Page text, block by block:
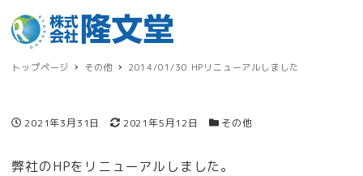
トップページ その他 2014/01/30 HPリニューアルしました
投稿日
2021年3月31日 更新日
2021年5月12日 カテゴリー
その他
弊社のHPをリニューアルしました。